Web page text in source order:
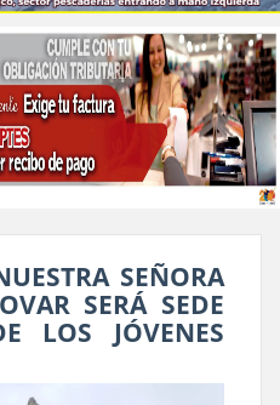
SEÑORA
SERÁ SEDE
LOS JÓVENES